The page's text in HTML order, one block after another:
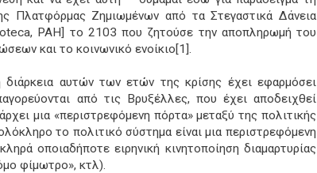
Πλατφόρμας Ζημιωμένων από τα Στεγαστικά Δάνεια
PAH] το 2103 που ζητούσε την αποπληρωμή του
και το κοινωνικό ενοίκιο[1].
αυτών των ετών της κρίσης έχει εφαρμόσει
από τις Βρυξέλλες, που έχει αποδειχθεί
μια «περιστρεφόμενη πόρτα» μεταξύ της πολιτικής
το πολιτικό σύστημα είναι μια περιστρεφόμενη
οποιαδήποτε ειρηνική κινητοποίηση διαμαρτυρίας
φίμωτρο», κτλ).